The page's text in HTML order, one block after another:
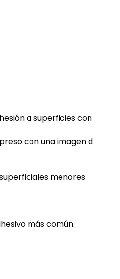
a superficies con
con una imagen d
menores
más común.